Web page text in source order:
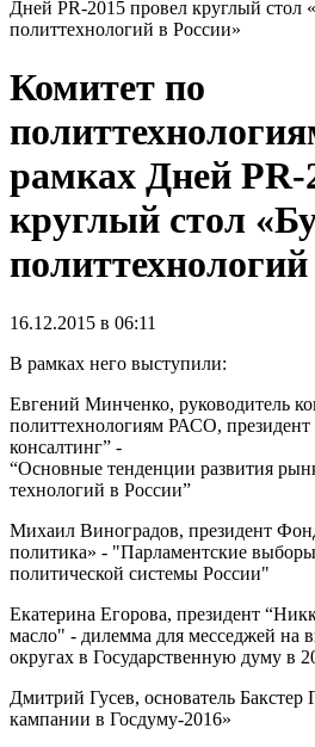
Дней PR-2015 провел круглый стол
политтехнологий в России»
Комитет по
рамках Дней PR-
круглый стол
16.12.2015 в 06:11
В рамках него выступили:
Евгений Минченко, руководитель
политтехнологиям РАСО,
консалтинг” -
“Основные тенденции развития
технологий в России”
Михаил Виноградов, президент
политика» - "Парламентские выборы
политической системы России"
Екатерина Егорова, президент
масло" - дилемма для месседжей на
округах в Государственную думу в
Дмитрий Гусев, основатель Бакстер
кампании в Госдуму-2016»